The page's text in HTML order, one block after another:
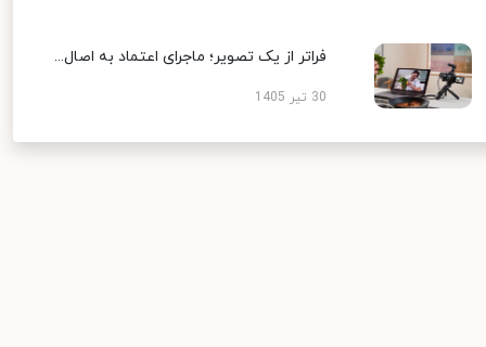
فراتر از یک تصویر؛ ماجرای اعتماد به اصال...
30 تیر 1405